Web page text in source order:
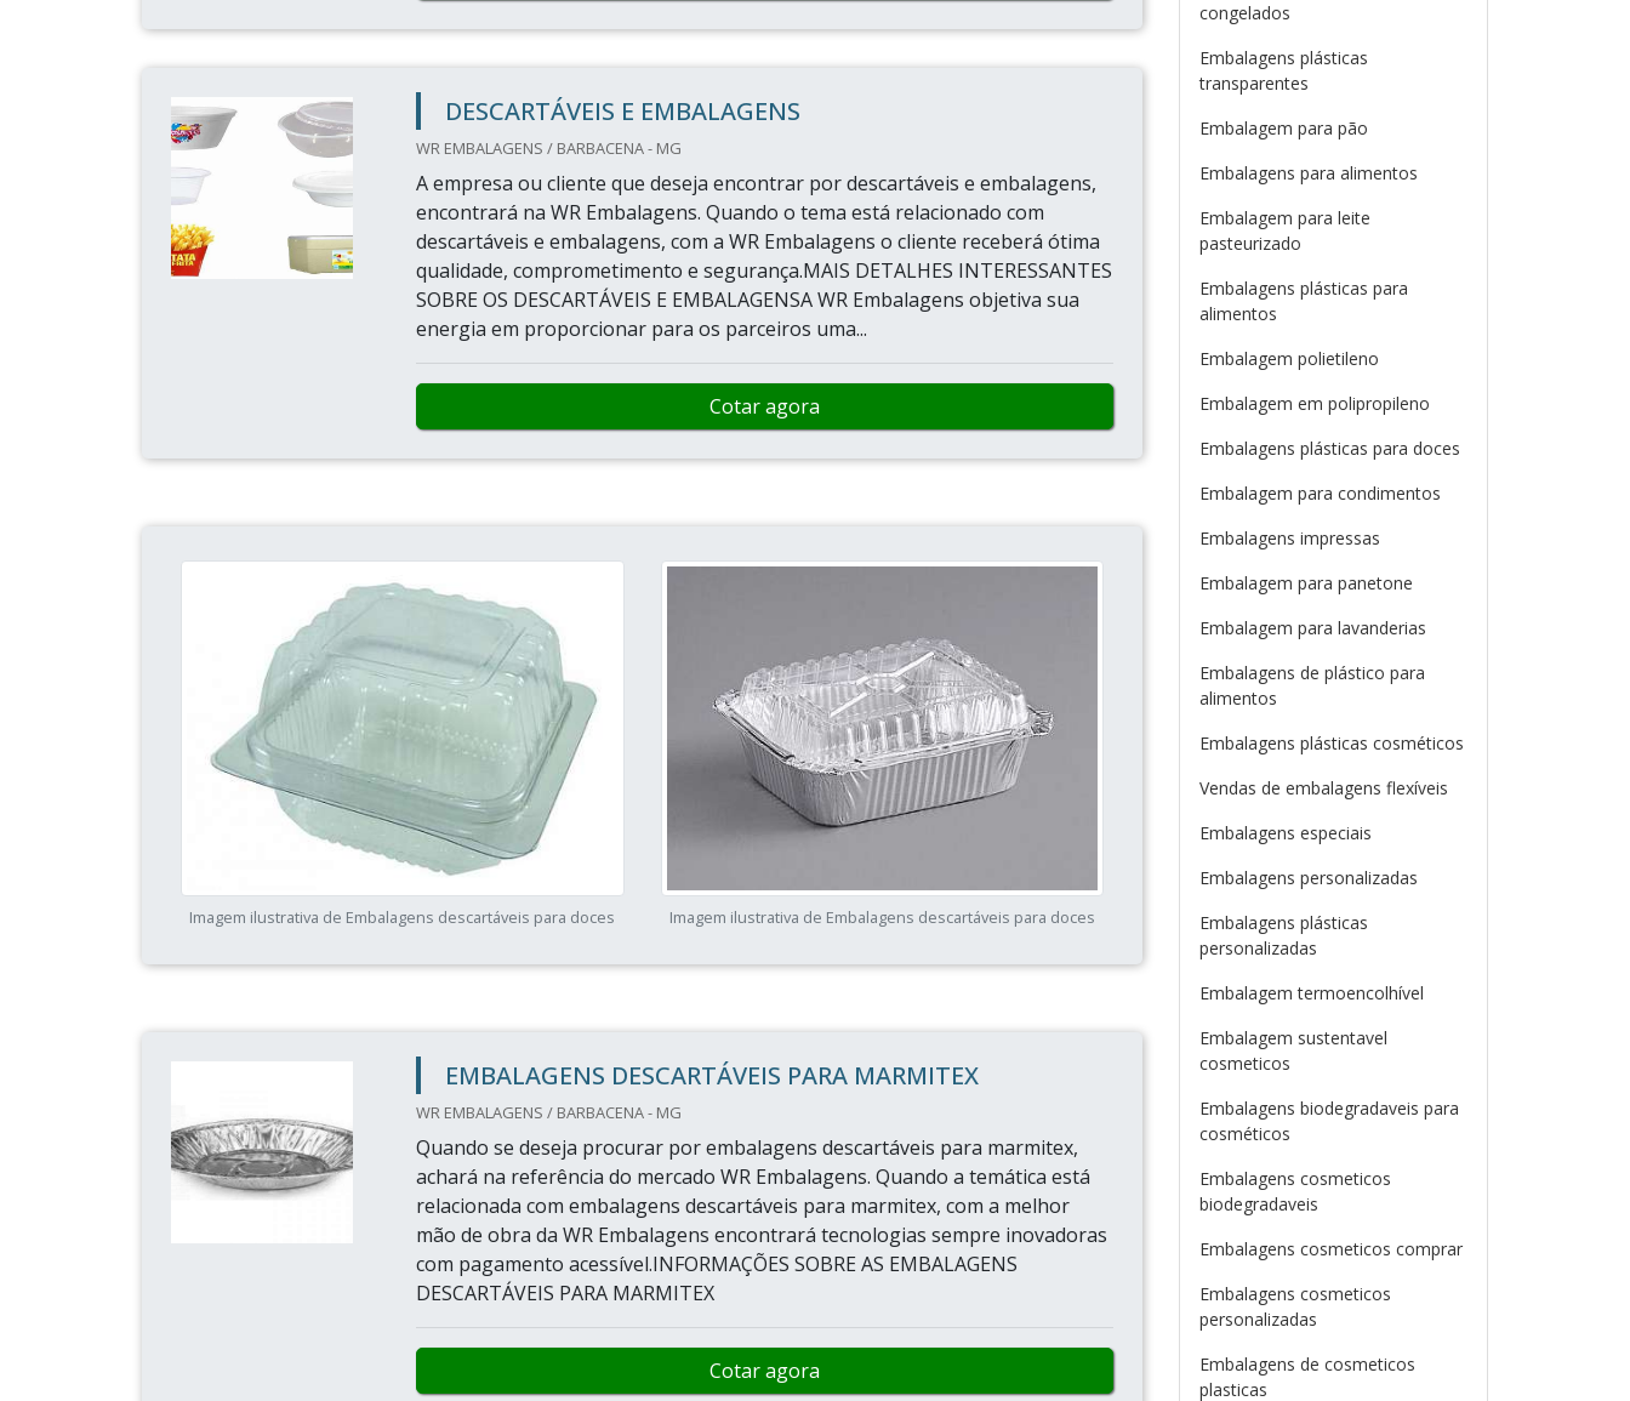
DESCARTÁVEIS E EMBALAGENS
WR EMBALAGENS / BARBACENA - MG
A empresa ou cliente que deseja encontrar por descartáveis e embalagens,
encontrará na WR Embalagens. Quando o tema está relacionado com
descartáveis e embalagens, com a WR Embalagens o cliente receberá ótima
qualidade, comprometimento e segurança.MAIS DETALHES INTERESSANTES
SOBRE OS DESCARTÁVEIS E EMBALAGENSA WR Embalagens objetiva sua
energia em proporcionar para os parceiros uma...
Cotar agora
Imagem ilustrativa de Embalagens descartáveis para doces Imagem ilustrativa de Embalagens descartáveis para doces
EMBALAGENS DESCARTÁVEIS PARA MARMITEX
WR EMBALAGENS / BARBACENA - MG
Quando se deseja procurar por embalagens descartáveis para marmitex,
achará na referência do mercado WR Embalagens. Quando a temática está
relacionada com embalagens descartáveis para marmitex, com a melhor
mão de obra da WR Embalagens encontrará tecnologias sempre inovadoras
com pagamento acessível.INFORMAÇÕES SOBRE AS EMBALAGENS
DESCARTÁVEIS PARA MARMITEX
Cotar agora
congelados
Embalagens plásticas
transparentes
Embalagem para pão
Embalagens para alimentos
Embalagem para leite
pasteurizado
Embalagens plásticas para
alimentos
Embalagem polietileno
Embalagem em polipropileno
Embalagens plásticas para doces
Embalagem para condimentos
Embalagens impressas
Embalagem para panetone
Embalagem para lavanderias
Embalagens de plástico para
alimentos
Embalagens plásticas cosméticos
Vendas de embalagens flexíveis
Embalagens especiais
Embalagens personalizadas
Embalagens plásticas
personalizadas
Embalagem termoencolhível
Embalagem sustentavel
cosmeticos
Embalagens biodegradaveis para
cosméticos
Embalagens cosmeticos
biodegradaveis
Embalagens cosmeticos comprar
Embalagens cosmeticos
personalizadas
Embalagens de cosmeticos
plasticas